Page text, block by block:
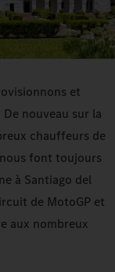
et
nouveau sur la
chauffeurs de
font toujours
à Santiago del
de MotoGP et
aux nombreux